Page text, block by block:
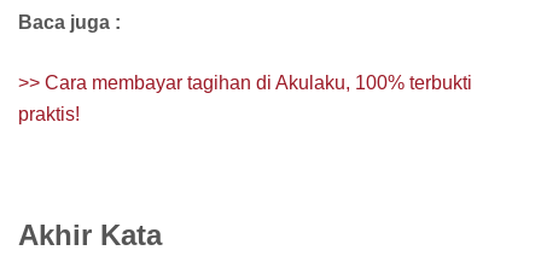
Baca juga :
>> Cara membayar tagihan di Akulaku, 100% terbukti
praktis!
Akhir Kata